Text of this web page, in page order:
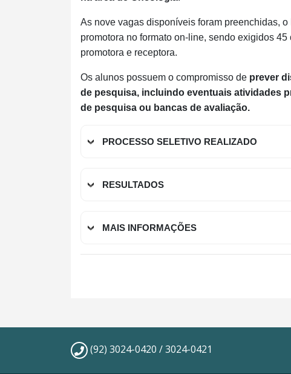
As nove vagas disponíveis foram preenchidas,
promotora no formato on-line, sendo exigidos
promotora e receptora.
Os alunos possuem o compromisso de prever
de pesquisa, incluindo eventuais atividades
de pesquisa ou bancas de avaliação.
PROCESSO SELETIVO REALIZADO
RESULTADOS
MAIS INFORMAÇÕES
(92) 3024-0420 / 3024-0421